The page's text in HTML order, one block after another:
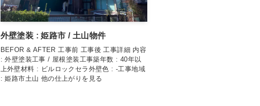
外壁塗装 : 姫路市 / 土山物件
BEFOR & AFTER 工事前 工事後 工事詳細 内容
: 外壁塗装工事 / 屋根塗装工事築年数 : 40年以
上外壁材料 : ビルロックセラ外壁色 : -工事地域
: 姫路市土山 他の仕上がりを見る